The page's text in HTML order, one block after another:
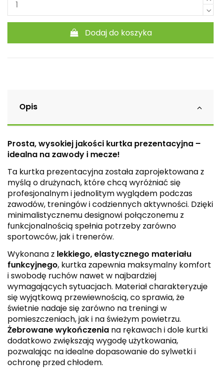
Dodaj do koszyka
Opis
Prosta, wysokiej jakości kurtka prezentacyjna –
idealna na zawody i mecze!
Ta kurtka prezentacyjna została zaprojektowana z
myślą o drużynach, które chcą wyróżniać się
profesjonalnym i jednolitym wyglądem podczas
zawodów, treningów i codziennych aktywności. Dzięki
minimalistycznemu designowi połączonemu z
funkcjonalnością spełnia potrzeby zarówno
sportowców, jak i trenerów.
Wykonana z lekkiego, elastycznego materiału
funkcyjnego, kurtka zapewnia maksymalny komfort
i swobodę ruchów nawet w najbardziej
wymagających sytuacjach. Materiał charakteryzuje
się wyjątkową przewiewnością, co sprawia, że
świetnie nadaje się zarówno na treningi w
pomieszczeniach, jak i na świeżym powietrzu.
Żebrowane wykończenia na rękawach i dole kurtki
dodatkowo zwiększają wygodę użytkowania,
pozwalając na idealne dopasowanie do sylwetki i
ochronę przed chłodem.